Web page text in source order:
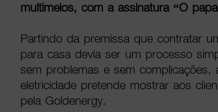
multimeios, com a assinatura “O
Partindo da premissa que contratar
para casa devia ser um processo
sem problemas e sem complicações,
eletricidade pretende mostrar aos
pela Goldenergy.